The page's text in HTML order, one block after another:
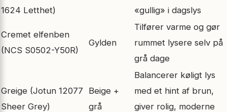
1624 Letthet)
«gullig» i dagslys
Cremet elfenben
(NCS S0502-Y50R)
Gylden
Tilfører varme og gør
rummet lysere selv på
grå dage
Greige (Jotun 12077
Sheer Grey)
Beige +
grå
Balancerer køligt lys
med et hint af brun,
giver rolig, moderne